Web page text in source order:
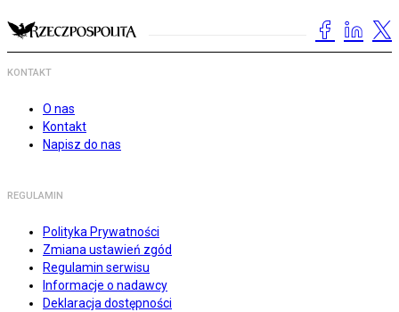
KONTAKT
O nas
Kontakt
Napisz do nas
REGULAMIN
Polityka Prywatności
Zmiana ustawień zgód
Regulamin serwisu
Informacje o nadawcy
Deklaracja dostępności